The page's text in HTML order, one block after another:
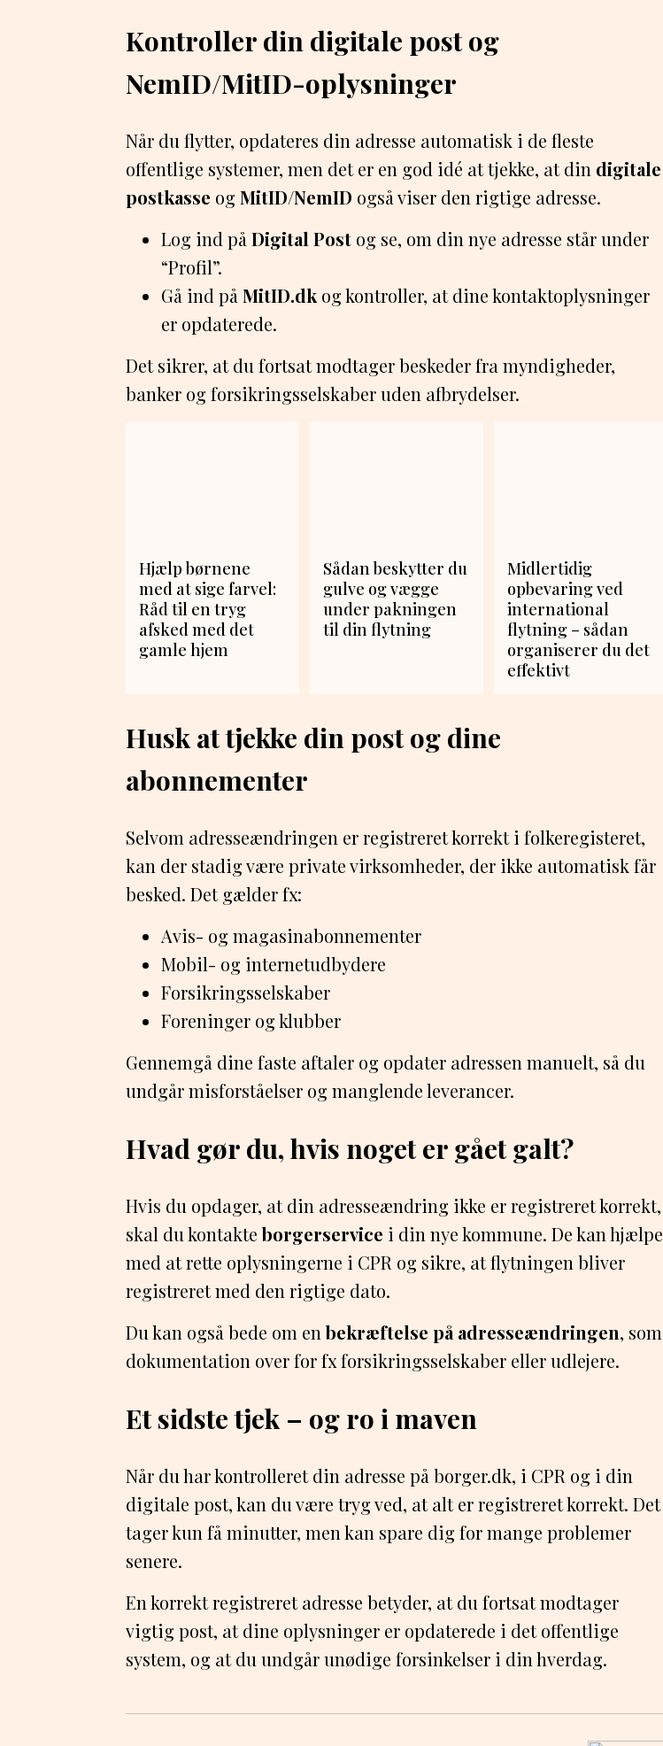
Kontroller din digitale post og
NemID/MitID-oplysninger
Når du flytter, opdateres din adresse automatisk i de fleste
offentlige systemer, men det er en god idé at tjekke, at din digitale
postkasse og MitID/NemID også viser den rigtige adresse.
Log ind på Digital Post og se, om din nye adresse står under
“Profil”.
Gå ind på MitID.dk og kontroller, at dine kontaktoplysninger
er opdaterede.
Det sikrer, at du fortsat modtager beskeder fra myndigheder,
banker og forsikringsselskaber uden afbrydelser.
Hjælp børnene
med at sige farvel:
Råd til en tryg
afsked med det
gamle hjem
Sådan beskytter du
gulve og vægge
under pakningen
til din flytning
Midlertidig
opbevaring ved
international
flytning – sådan
organiserer du det
effektivt
Husk at tjekke din post og dine
abonnementer
Selvom adresseændringen er registreret korrekt i folkeregisteret,
kan der stadig være private virksomheder, der ikke automatisk får
besked. Det gælder fx:
Avis- og magasinabonnementer
Mobil- og internetudbydere
Forsikringsselskaber
Foreninger og klubber
Gennemgå dine faste aftaler og opdater adressen manuelt, så du
undgår misforståelser og manglende leverancer.
Hvad gør du, hvis noget er gået galt?
Hvis du opdager, at din adresseændring ikke er registreret korrekt,
skal du kontakteborgerservice i din nye kommune. De kan hjælpe
med at rette oplysningerne i CPR og sikre, at flytningen bliver
registreret med den rigtige dato.
Du kan også bede om enbekræftelse på adresseændringen, som
dokumentation over for fx forsikringsselskaber eller udlejere.
Et sidste tjek – og ro i maven
Når du har kontrolleret din adresse på borger.dk, i CPR og i din
digitale post, kan du være tryg ved, at alt er registreret korrekt. Det
tager kun få minutter, men kan spare dig for mange problemer
senere.
En korrekt registreret adresse betyder, at du fortsat modtager
vigtig post, at dine oplysninger er opdaterede i det offentlige
system, og at du undgår unødige forsinkelser i din hverdag.